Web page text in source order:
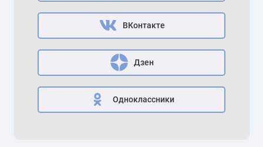
ВКонтакте
Дзен
Одноклассники